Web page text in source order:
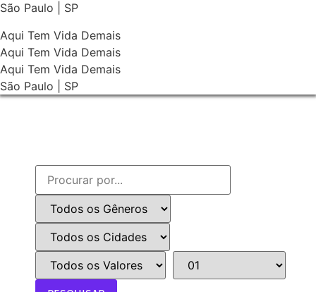
São Paulo | SP
Aqui Tem Vida Demais
Aqui Tem Vida Demais
Aqui Tem Vida Demais
São Paulo | SP